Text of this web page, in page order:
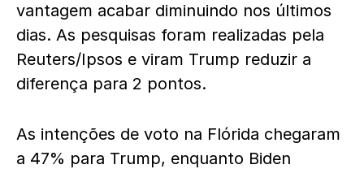
vantagem acabar diminuindo nos últimos
dias. As pesquisas foram realizadas pela
Reuters/Ipsos e viram Trump reduzir a
diferença para 2 pontos.
As intenções de voto na Flórida chegaram
a 47% para Trump, enquanto Biden